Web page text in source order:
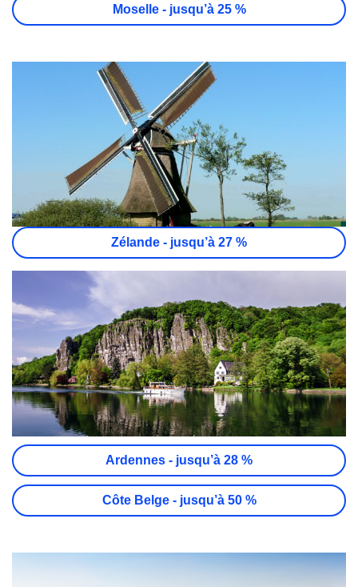
Moselle - jusqu’à 25 %
Zélande - jusqu’à 27 %
Ardennes - jusqu’à 28 %
Côte Belge - jusqu’à 50 %